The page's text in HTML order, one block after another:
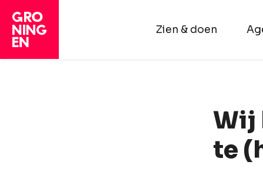
Zien & doen
Wij
te